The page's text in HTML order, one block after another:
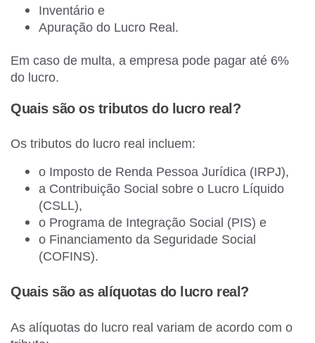
Inventário e
Apuração do Lucro Real.
Em caso de multa, a empresa pode pagar até 6%
do lucro.
Quais são os tributos do lucro real?
Os tributos do lucro real incluem:
o Imposto de Renda Pessoa Jurídica (IRPJ),
a Contribuição Social sobre o Lucro Líquido
(CSLL),
o Programa de Integração Social (PIS) e
o Financiamento da Seguridade Social
(COFINS).
Quais são as alíquotas do lucro real?
As alíquotas do lucro real variam de acordo com o